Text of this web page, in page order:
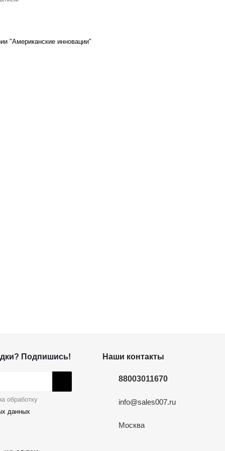
"Американские инновации"
Подпишись!
обработку
данных
Наши контакты
88003011670
info@sales007.ru
Москва